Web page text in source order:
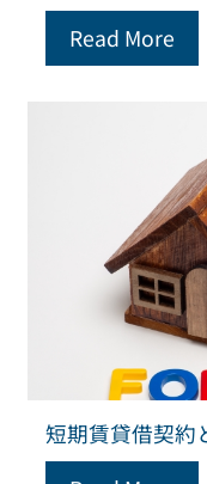
Read More
短期賃貸借契約